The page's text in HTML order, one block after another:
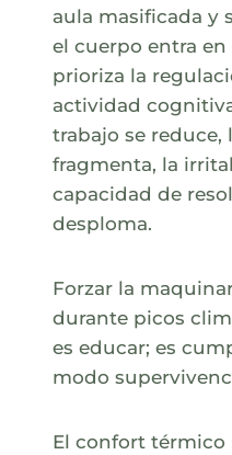
aula masificada y
el cuerpo entra
prioriza la
actividad
trabajo se reduce,
fragmenta, la
capacidad de
desploma.
Forzar la
durante picos
es educar; es
modo
El confort térmico